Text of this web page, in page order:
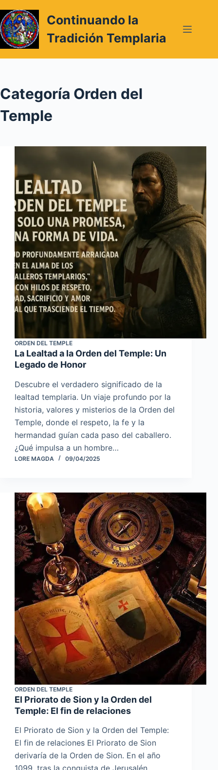
al
contenido
Continuando la
Tradición Templaria
Categoría Orden del
Temple
ORDEN DEL TEMPLE
La Lealtad a la Orden del Temple: Un
Legado de Honor
Descubre el verdadero significado de la
lealtad templaria. Un viaje profundo por la
historia, valores y misterios de la Orden del
Temple, donde el respeto, la fe y la
hermandad guían cada paso del caballero.
¿Qué impulsa a un hombre…
LORE MAGDA 09/04/2025
ORDEN DEL TEMPLE
El Priorato de Sion y la Orden del
Temple: El fin de relaciones
El Priorato de Sion y la Orden del Temple:
El fin de relaciones El Priorato de Sion
derivaría de la Orden de Sion. En el año